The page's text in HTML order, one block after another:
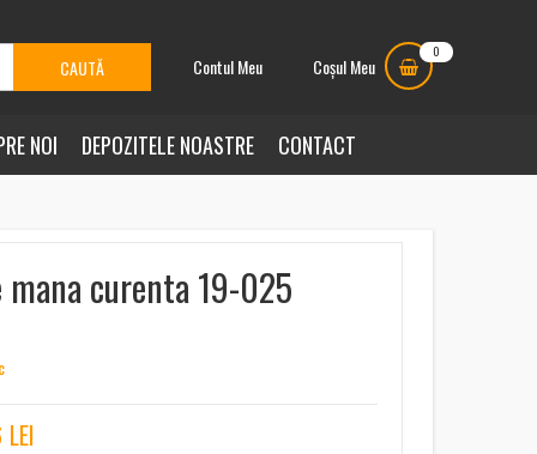
Contul Meu Coșul Meu
0
NOI DEPOZITELE NOASTRE CONTACT
curenta 19-025
LEI